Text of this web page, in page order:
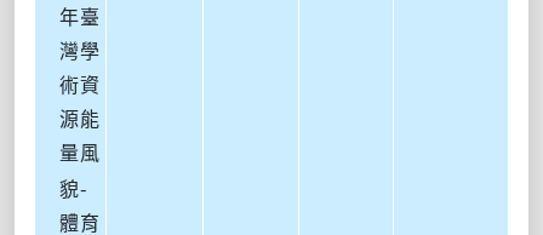
年臺
灣學
術資
源能
量風
貌-
體育